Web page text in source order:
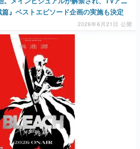
クール『BLEACH千年血戦篇-禍進譚-』
ービジュアルのほか久保帯人氏・田口智